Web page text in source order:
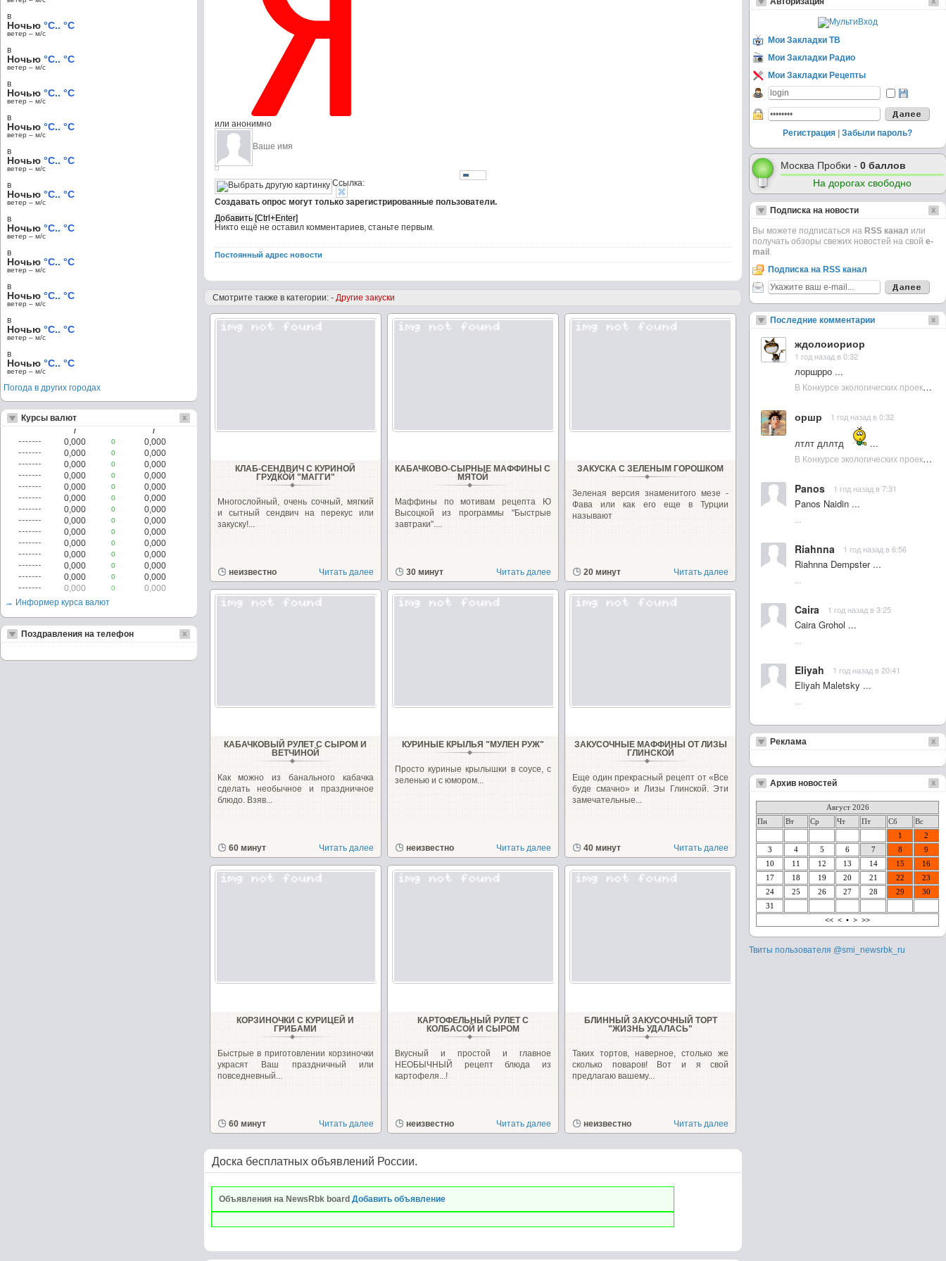
или анонимно
Ссылка:
Создавать опрос могут только зарегистрированные пользователи.
Никто ещё не оставил комментариев, станьте первым.
Постоянный адрес новости
Смотрите также в категории: -Другие закуски
КЛАБ-СЕНДВИЧ С КУРИНОЙ
ГРУДКОЙ "МАГГИ"
Многослойный, очень сочный, мягкий
и сытный сендвич на перекус или
закуску!...
неизвестно Читать далее
КАБАЧКОВО-СЫРНЫЕ МАФФИНЫ С
МЯТОЙ
Маффины по мотивам рецепта Ю
Высоцкой из программы "Быстрые
завтраки"....
30 минут Читать далее
ЗАКУСКА С ЗЕЛЕНЫМ ГОРОШКОМ
Зеленая версия знаменитого мезе -
Фава или как его еще в Турции
называют
20 минут Читать далее
КАБАЧКОВЫЙ РУЛЕТ С СЫРОМ И
ВЕТЧИНОЙ
Как можно из банального кабачка
сделать необычное и праздничное
блюдо. Взяв...
60 минут Читать далее
КУРИНЫЕ КРЫЛЬЯ "МУЛЕН РУЖ"
Просто куриные крылышки в соусе, с
зеленью и с юмором...
неизвестно Читать далее
ЗАКУСОЧНЫЕ МАФФИНЫ ОТ ЛИЗЫ
ГЛИНСКОЙ
Еще один прекрасный рецепт от «Все
буде смачно» и Лизы Глинской. Эти
замечательные...
40 минут Читать далее
КОРЗИНОЧКИ С КУРИЦЕЙ И
ГРИБАМИ
Быстрые в приготовлении корзиночки
украсят Ваш праздничный или
повседневный...
60 минут Читать далее
КАРТОФЕЛЬНЫЙ РУЛЕТ С
КОЛБАСОЙ И СЫРОМ
Вкусный и простой и главное
НЕОБЫЧНЫЙ рецепт блюда из
картофеля...!
неизвестно Читать далее
БЛИННЫЙ ЗАКУСОЧНЫЙ ТОРТ
"ЖИЗНЬ УДАЛАСЬ"
Таких тортов, наверное, столько же
сколько поваров! Вот и я свой
предлагаю вашему...
неизвестно Читать далее
Доска бесплатных объявлений России.
Объявления на NewsRbk board Добавить объявление
в
Ночью °C.. °C
ветер – м/c
в
Ночью °C.. °C
ветер – м/c
в
Ночью °C.. °C
ветер – м/c
в
Ночью °C.. °C
ветер – м/c
в
Ночью °C.. °C
ветер – м/c
в
Ночью °C.. °C
ветер – м/c
в
Ночью °C.. °C
ветер – м/c
в
Ночью °C.. °C
ветер – м/c
в
Ночью °C.. °C
ветер – м/c
в
Ночью °C.. °C
ветер – м/c
в
Ночью °C.. °C
ветер – м/c
Погода в других городах
Курсы валют
/ /
0,000 0
0,000
0,000
0
0,000
0,000
0
0,000
0,000
0
0,000
0,000
0
0,000
0,000
0
0,000
0,000
0
0,000
0,000
0
0,000
0,000
0
0,000
0,000
0
0,000
0,000
0
0,000
0,000
0
0,000
0,000
0
0,000
0,000
0
0,000
→ Информер курса валют
Поздравления на телефон
Мои Закладки ТВ
Мои Закладки Радио
Мои Закладки Рецепты
Регистрация Забыли пароль?
Москва Пробки - 0 баллов
На дорогах свободно
Подписка на новости
Вы можете подписаться на RSS канал или
получать обзоры свежих новостей на свой e-
mail .
Подписка на RSS канал
Последние комментарии
ждолоиориор
1 год назад в 0:32
лоршрро ...
В Конкурсе экологических проектов в Подмосковье активно участвовала молодежь :: NewsRbk.ru...
оршр 1 год назад в 0:32
лтлт дллтд
...
В Конкурсе экологических проектов в Подмосковье активно участвовала молодежь :: NewsRbk.ru...
Panos 1 год назад в 7:31
Panos Naidin ...
Riahnna 1 год назад в 6:56
Riahnna Dempster ...
Caira 1 год назад в 3:25
Caira Grohol ...
Eliyah 1 год назад в 20:41
Eliyah Maletsky ...
Реклама
Архив новостей
Август 2026
Пн
Вт Ср Чт Пт Сб
Вс
1
2
3
4 5 6 7 8
9
10
11 12 13 14 15
16
17
18 19 20 21 22
23
24
25 26 27 28 29
30
31
<< < • > >>
Твиты пользователя @smi_newsrbk_ru